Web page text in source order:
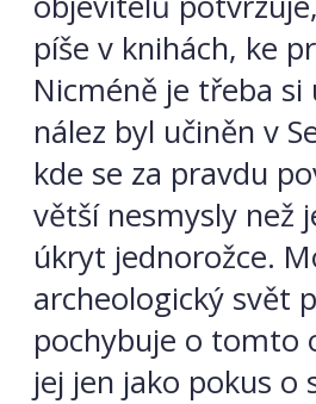
píše v knihách, ke
Nicméně je třeba
nález byl učiněn v
kde se za pravdu
větší nesmysly než
úkryt jednorožce.
archeologický svět
pochybuje o tomto
jej jen jako pokus o